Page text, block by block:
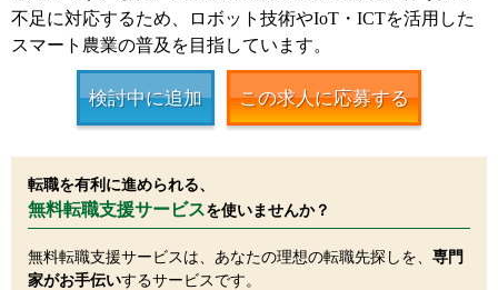
不足に対応するため、ロボット技術やIoT・ICTを活用した
スマート農業の普及を目指しています。
検討中に追加 この求人に応募する
転職を有利に進められる、
無料転職支援サービスを使いませんか？
無料転職支援サービスは、あなたの理想の転職先探しを、 専門
家がお手伝いするサービスです。